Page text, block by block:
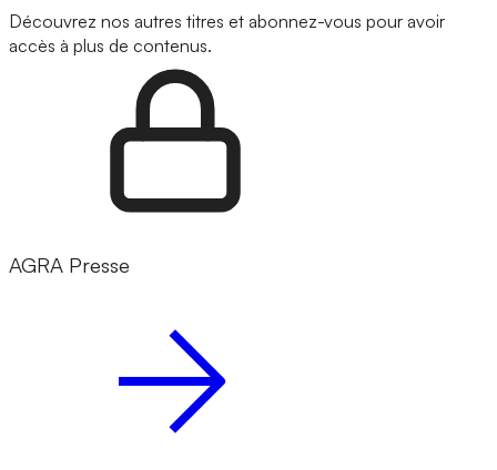
Découvrez nos autres titres et abonnez-vous pour avoir
accès à plus de contenus.
AGRA Presse